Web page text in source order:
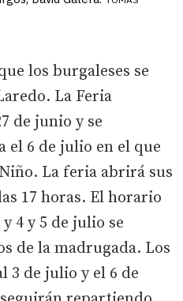
los burgaleses se
La Feria
de junio y se
el 6 de julio en el que
La feria abrirá sus
17 horas. El horario
4 y 5 de julio se
de la madrugada. Los
3 de julio y el 6 de